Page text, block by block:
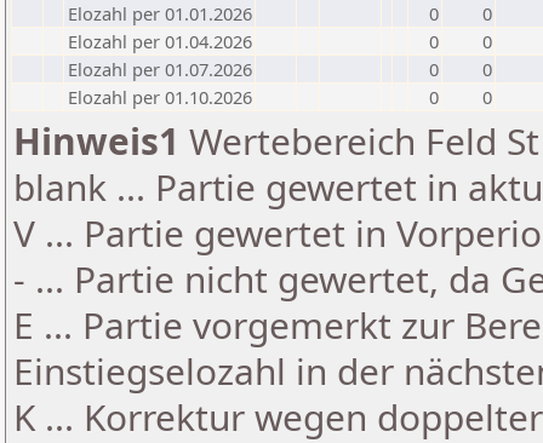
Elozahl per 01.01.2026
0
0
Elozahl per 01.04.2026
0
0
Elozahl per 01.07.2026
0
0
Elozahl per 01.10.2026
0 0
Hinweis1 Wertebereich Feld
blank ... Partie gewertet in
V ... Partie gewertet in
- ... Partie nicht gewertet, da
E ... Partie vorgemerkt zur
Einstiegselozahl in der
K ... Korrektur wegen